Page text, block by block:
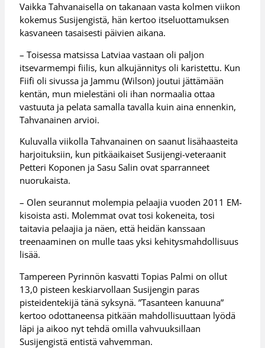
Vaikka Tahvanaisella on takanaan vasta kolmen viikon
kokemus Susijengistä, hän kertoo itseluottamuksen
kasvaneen tasaisesti päivien aikana.
– Toisessa matsissa Latviaa vastaan oli paljon
itsevarmempi fiilis, kun alkujännitys oli karistettu. Kun
Fiifi oli sivussa ja Jammu (Wilson) joutui jättämään
kentän, mun mielestäni oli ihan normaalia ottaa
vastuuta ja pelata samalla tavalla kuin aina ennenkin,
Tahvanainen arvioi.
Kuluvalla viikolla Tahvanainen on saanut lisähaasteita
harjoituksiin, kun pitkäaikaiset Susijengi-veteraanit
Petteri Koponen ja Sasu Salin ovat sparranneet
nuorukaista.
– Olen seurannut molempia pelaajia vuoden 2011 EM-
kisoista asti. Molemmat ovat tosi kokeneita, tosi
taitavia pelaajia ja näen, että heidän kanssaan
treenaaminen on mulle taas yksi kehitysmahdollisuus
lisää.
Tampereen Pyrinnön kasvatti Topias Palmi on ollut
13,0 pisteen keskiarvollaan Susijengin paras
pisteidentekijä tänä syksynä. ”Tasanteen kanuuna”
kertoo odottaneensa pitkään mahdollisuuttaan lyödä
läpi ja aikoo nyt tehdä omilla vahvuuksillaan
Susijengistä entistä vahvemman.